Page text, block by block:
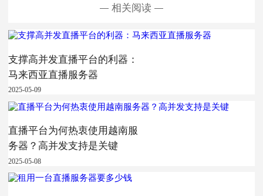
相关阅读
支撑高并发直播平台的利器：
马来西亚直播服务器
2025-05-09
直播平台为何热衷使用越南服
务器？高并发支持是关键
2025-05-08